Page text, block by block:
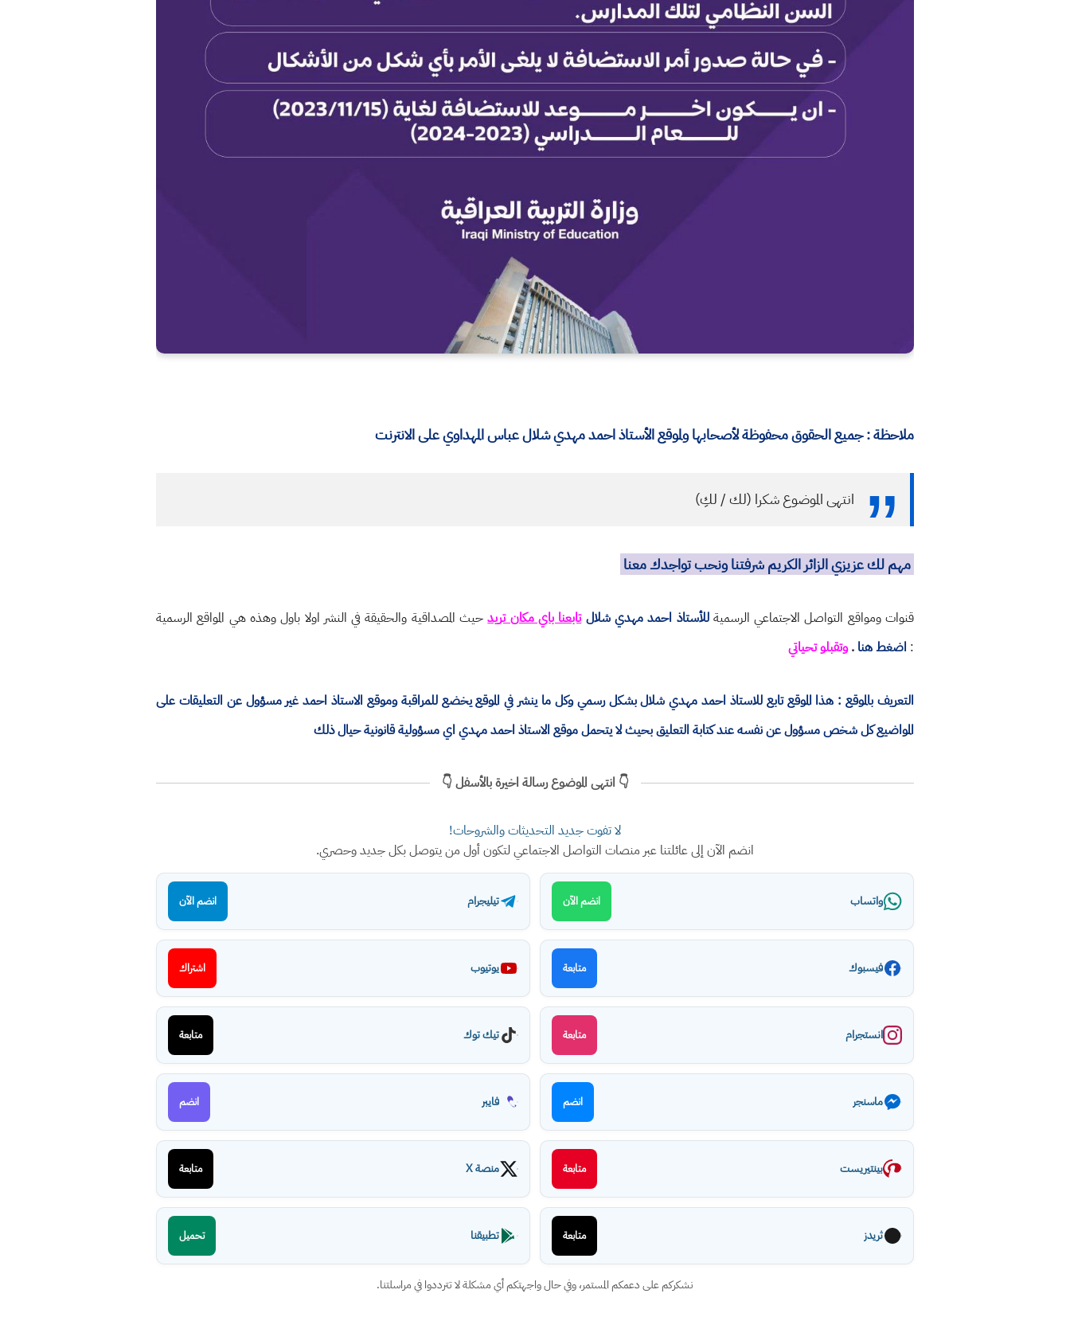
ملاحظة : جميع الحقوق محفوظة لأصحابها ولموقع الأستاذ احمد مهدي شلال عباس المهداوي على الانترنت
انتهى الموضوع شكرا (لك / لكِ)
مهم لك عزيزي الزائر الكريم شرفتنا ونحب تواجدك معنا
قنوات ومواقع التواصل الاجتماعي الرسميةللأستاذ احمد مهدي شلال تابعنا باي مكان تريدحيث المصداقية والحقيقة في النشر اولا باول وهذه هي المواقع الرسمية
: اضغط هنا .وتقبلو تحياتي
التعريف بالموقع : هذا الموقع تابع للاستاذ احمد مهدي شلال بشكل رسمي وكل ما ينشر في الموقع يخضع للمراقبة وموقع الاستاذ احمد غير مسؤول عن التعليقات على
المواضيع كل شخص مسؤول عن نفسه عند كتابة التعليق بحيث لا يتحمل موقع الاستاذ احمد مهدي اي مسؤولية قانونية حيال ذلك
👇 انتهى الموضوع رسالة اخيرة بالأسفل 👇
لا تفوت جديد التحديثات والشروحات!
انضم الآن إلى عائلتنا عبر منصات التواصل الاجتماعي لتكون أول من يتوصل بكل جديد وحصري.
واتساب انضم الآن تيليجرام انضم الآن
فيسبوك متابعة يوتيوب اشتراك
انستجرام متابعة تيك توك متابعة
ماسنجر انضم فايبر انضم
بينتيريست متابعة منصة X متابعة
ثريدز متابعة تطبيقنا تحميل
نشكركم على دعمكم المستمر، وفي حال واجهتكم أي مشكلة لا تترددوا في مراسلتنا.